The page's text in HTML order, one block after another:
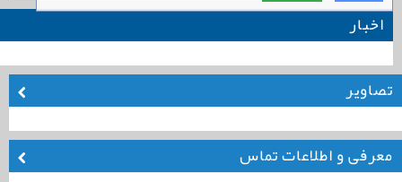
اخبار
تصاویر
معرفی و اطلاعات تماس